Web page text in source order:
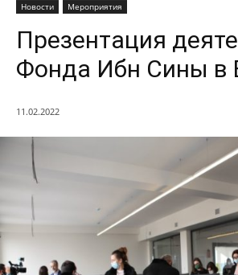
Новости Мероприятия
Презентация
Фонда Ибн Сины в
11.02.2022